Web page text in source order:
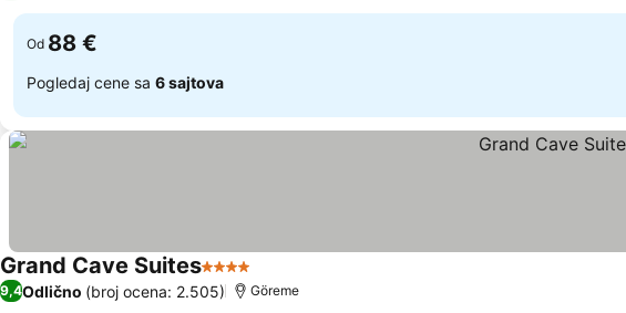
Od 88 €
Pogledaj cene sa 6 sajtova
Grand Cave Suites4 Zvezdice
9,4Odlično (broj ocena: 2.505) Göreme